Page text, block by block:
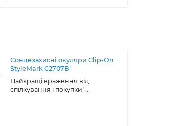
Сонцезахисні окуляри Clip-On
StyleMark C2707B
Найкращі враження від
спілкування і покупки! ..